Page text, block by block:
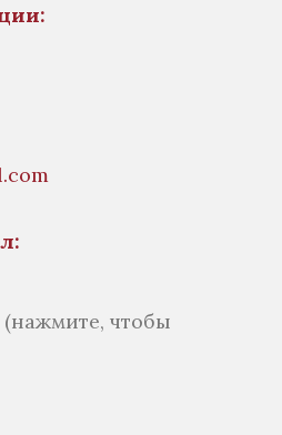
(нажмите, чтобы